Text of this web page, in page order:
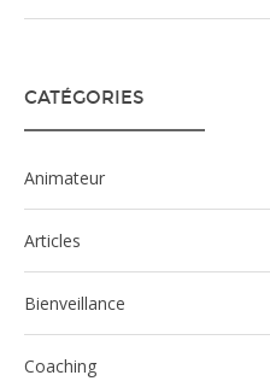
CATÉGORIES
Animateur
Articles
Bienveillance
Coaching